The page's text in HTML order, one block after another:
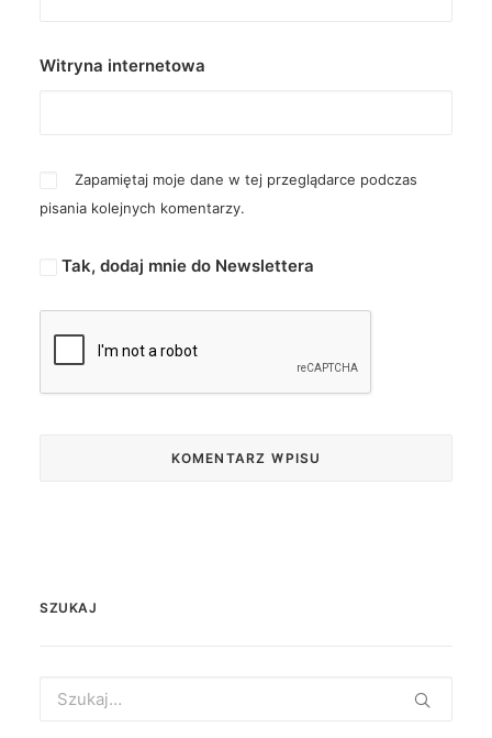
Witryna internetowa
Zapamiętaj moje dane w tej przeglądarce podczas
pisania kolejnych komentarzy.
Tak, dodaj mnie do Newslettera
SZUKAJ
for: